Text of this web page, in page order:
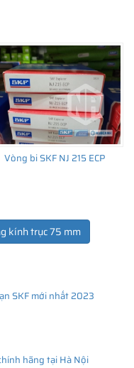
Vòng bi SKF NJ 215 ECP
kính trục 75 mm
SKF mới nhất 2023
hãng tại Hà Nội